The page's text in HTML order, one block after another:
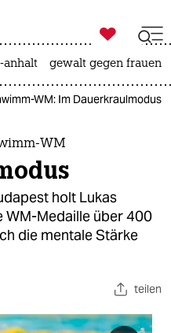

taz zahl ich
anhalt gewalt gegen frauen
WM: Im Dauerkraulmodus
WM
holt Lukas
WM-Medaille über 400
die mentale Stärke
teilen